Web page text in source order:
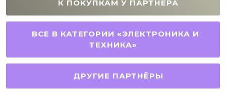
К ПОКУПКАМ У ПАРТНЁРА
ВСЕ В КАТЕГОРИИ «ЭЛЕКТРОНИКА И
ТЕХНИКА»
ДРУГИЕ ПАРТНЁРЫ